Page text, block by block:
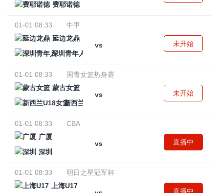
费耶诺德
01-01 08:33
中甲
延边龙鼎
vs
深圳青年人
未开始
01-01 08:33
国青女篮热身赛
蒙古女篮
vs
新西兰U18女篮
未开始
01-01 08:33
CBA
广厦
vs
深圳
直播中
01-01 08:33
明日之星冠军杯
上海U17
直播中